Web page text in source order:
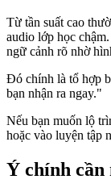
Từ tần suất cao
audio lớp học
ngữ cảnh rõ nhờ
Đó chính là tổ hợp
bạn nhận ra ngay."
Nếu bạn muốn lộ
hoặc vào luyện tập
Ý chính cần